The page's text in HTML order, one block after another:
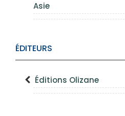
Asie
ÉDITEURS
Éditions Olizane